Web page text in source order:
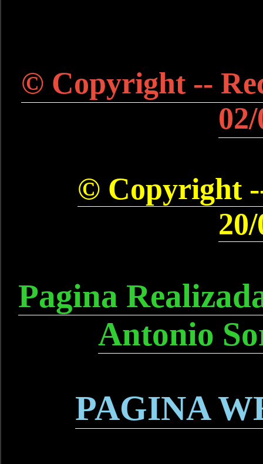
© Copyright --
© Copyright
Pagina
Antonio
PAGINA